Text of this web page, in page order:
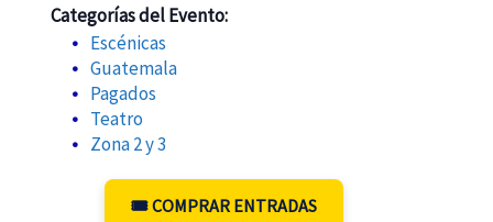
Categorías del Evento:
Escénicas
Guatemala
Pagados
Teatro
Zona 2 y 3
🎟️ COMPRAR ENTRADAS